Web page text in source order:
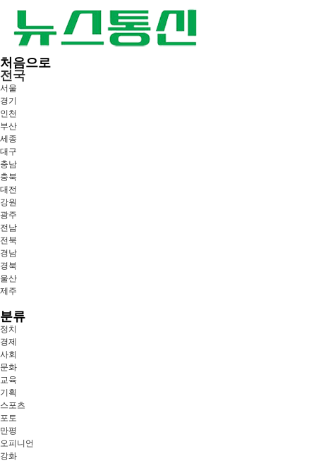
처음으로
전국
서울
경기
인천
부산
세종
대구
충남
충북
대전
강원
광주
전남
전북
경남
경북
울산
제주
분류
정치
경제
사회
문화
교육
기획
스포츠
포토
만평
오피니언
강화